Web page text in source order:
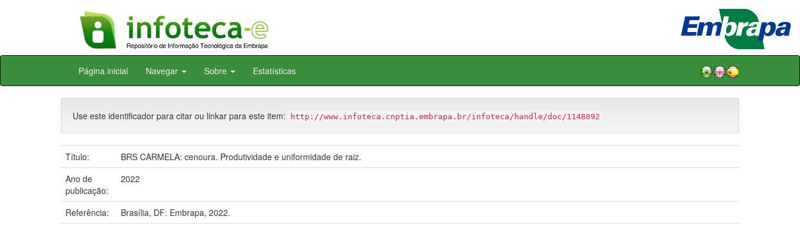
Skip
Página inicial Navegar Sobre Estatísticas
Use este identificador para citar ou linkar para este item: http://www.infoteca.cnptia.embrapa.br/infoteca/handle/doc/1148892
Título:
BRS CARMELA: cenoura. Produtividade e uniformidade de raiz.
Ano de
publicação:
2022
Referência:
Brasília, DF: Embrapa, 2022.